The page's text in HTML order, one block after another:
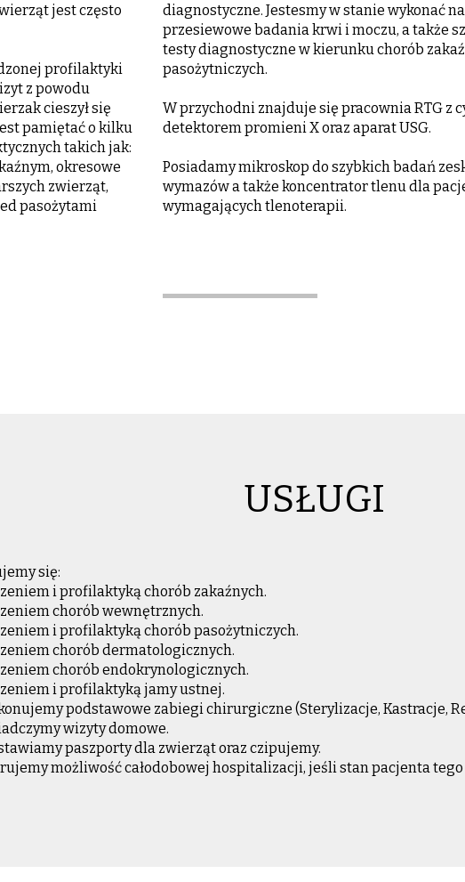
jest często
profilaktyki
z powodu
cieszył się
pamiętać o kilku
takich jak:
okresowe
zwierząt,
pasożytami
diagnostyczne. Jestesmy w stanie wykonać
przesiewowe badania krwi i moczu, a także
testy diagnostyczne w kierunku chorób
pasożytniczych.
W przychodni znajduje się pracownia RTG z
detektorem promieni X oraz aparat USG.
Posiadamy mikroskop do szybkich badań
wymazów a także koncentrator tlenu dla
wymagających tlenoterapii.
USŁUGI
się:
i profilaktyką chorób zakaźnych.
chorób wewnętrznych.
i profilaktyką chorób pasożytniczych.
chorób dermatologicznych.
chorób endokrynologicznych.
i profilaktyką jamy ustnej.
podstawowe zabiegi chirurgiczne (Sterylizacje, Kastracje,
wizyty domowe.
paszporty dla zwierząt oraz czipujemy.
możliwość całodobowej hospitalizacji, jeśli stan pacjenta tego